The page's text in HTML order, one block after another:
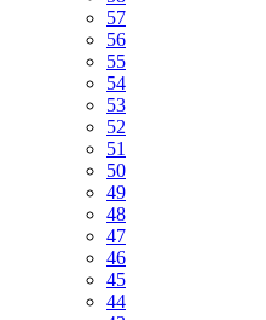
57
56
55
54
53
52
51
50
49
48
47
46
45
44